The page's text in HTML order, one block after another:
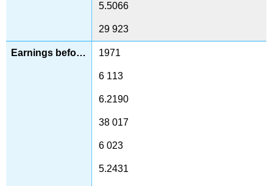
5.5066
29 923
1971
6 113
6.2190
38 017
6 023
5.2431